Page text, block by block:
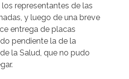
representantes de las
y luego de una breve
entrega de placas
pendiente la de la
la Salud, que no pudo